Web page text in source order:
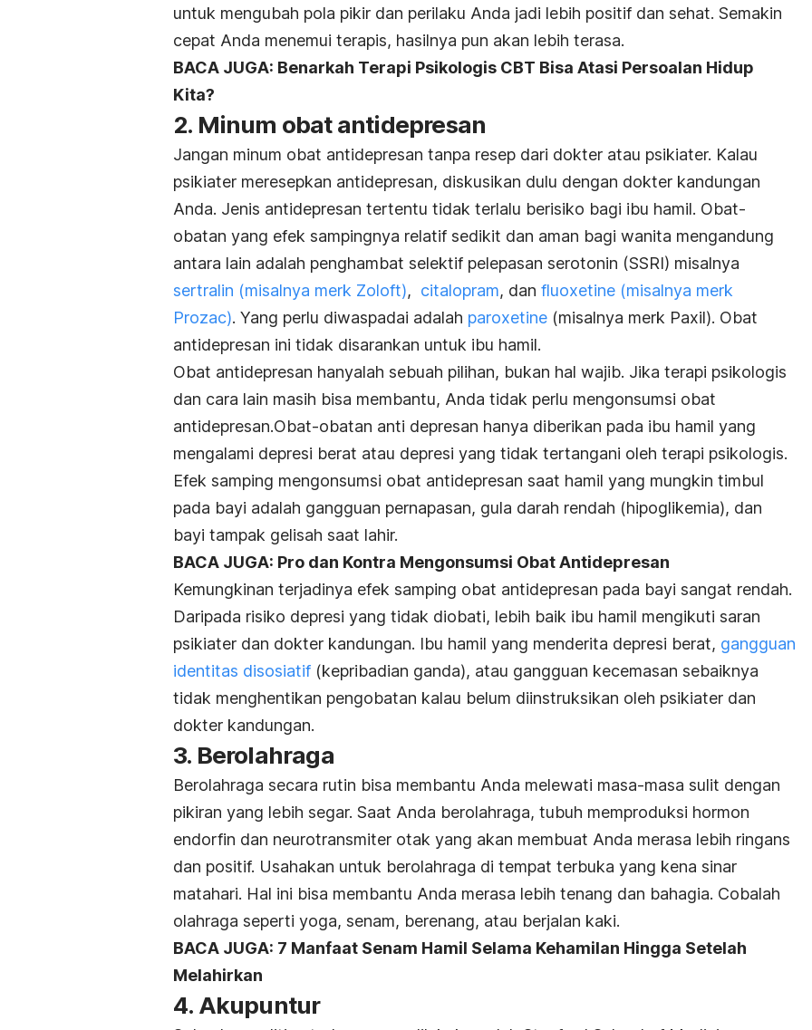
untuk mengubah pola pikir dan perilaku Anda jadi lebih positif dan sehat. Semakin
cepat Anda menemui terapis, hasilnya pun akan lebih terasa.
BACA JUGA: Benarkah Terapi Psikologis CBT Bisa Atasi Persoalan Hidup
Kita?
2. Minum obat antidepresan
Jangan minum obat antidepresan tanpa resep dari dokter atau psikiater. Kalau
psikiater meresepkan antidepresan, diskusikan dulu dengan dokter kandungan
Anda. Jenis antidepresan tertentu tidak terlalu berisiko bagi ibu hamil. Obat-
obatan yang efek sampingnya relatif sedikit dan aman bagi wanita mengandung
antara lain adalah penghambat selektif pelepasan serotonin (SSRI) misalnya
sertralin (misalnya merk Zoloft), citalopram, dan fluoxetine (misalnya merk
Prozac). Yang perlu diwaspadai adalah paroxetine (misalnya merk Paxil). Obat
antidepresan ini tidak disarankan untuk ibu hamil.
Obat antidepresan hanyalah sebuah pilihan, bukan hal wajib. Jika terapi psikologis
dan cara lain masih bisa membantu, Anda tidak perlu mengonsumsi obat
antidepresan.Obat-obatan anti depresan hanya diberikan pada ibu hamil yang
mengalami depresi berat atau depresi yang tidak tertangani oleh terapi psikologis.
Efek samping mengonsumsi obat antidepresan saat hamil yang mungkin timbul
pada bayi adalah gangguan pernapasan, gula darah rendah (hipoglikemia), dan
bayi tampak gelisah saat lahir.
BACA JUGA: Pro dan Kontra Mengonsumsi Obat Antidepresan
Kemungkinan terjadinya efek samping obat antidepresan pada bayi sangat rendah.
Daripada risiko depresi yang tidak diobati, lebih baik ibu hamil mengikuti saran
psikiater dan dokter kandungan. Ibu hamil yang menderita depresi berat, gangguan
identitas disosiatif (kepribadian ganda), atau gangguan kecemasan sebaiknya
tidak menghentikan pengobatan kalau belum diinstruksikan oleh psikiater dan
dokter kandungan.
3. Berolahraga
Berolahraga secara rutin bisa membantu Anda melewati masa-masa sulit dengan
pikiran yang lebih segar. Saat Anda berolahraga, tubuh memproduksi hormon
endorfin dan neurotransmiter otak yang akan membuat Anda merasa lebih ringans
dan positif. Usahakan untuk berolahraga di tempat terbuka yang kena sinar
matahari. Hal ini bisa membantu Anda merasa lebih tenang dan bahagia. Cobalah
olahraga seperti yoga, senam, berenang, atau berjalan kaki.
BACA JUGA: 7 Manfaat Senam Hamil Selama Kehamilan Hingga Setelah
Melahirkan
4. Akupuntur